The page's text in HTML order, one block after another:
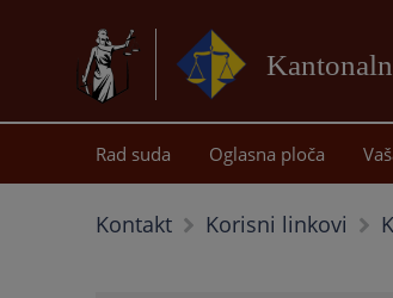
Rad suda Oglasna ploča
Kontakt Korisni linkovi